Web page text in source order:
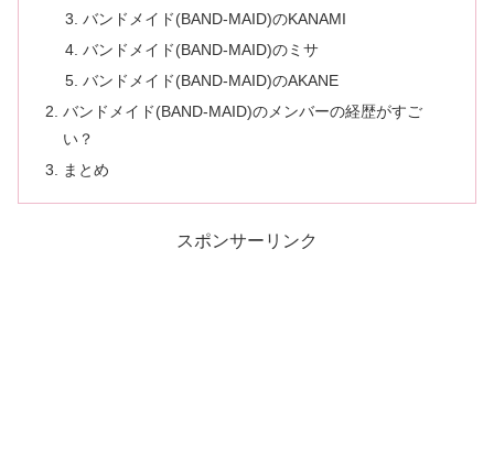
バンドメイド(BAND-MAID)のKANAMI
バンドメイド(BAND-MAID)のミサ
バンドメイド(BAND-MAID)のAKANE
バンドメイド(BAND-MAID)のメンバーの経歴がすご
い？
まとめ
スポンサーリンク